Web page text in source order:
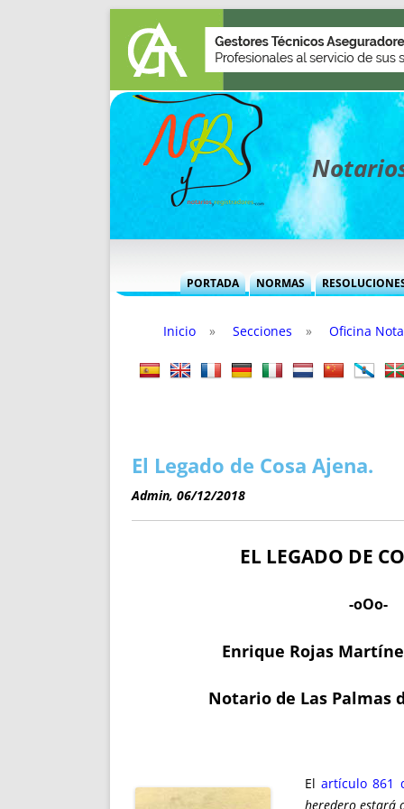
PORTADA NORMAS
INFORMES MENSUALES
TITULARES DESDE 2002
A MANO
FUTURAS NORMAS
VOCES
LH Y
Inicio » Secciones » Oficina
El Legado de Cosa Ajena.
Admin, 06/12/2018
EL LEGADO DE
-oOo-
Enrique Rojas
Notario de Las Palmas
Elartículo 861
heredero estará